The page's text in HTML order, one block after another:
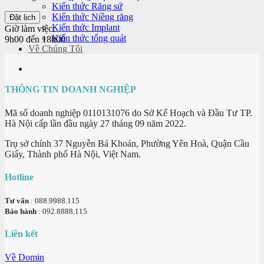
Kiến thức Răng sứ
Kiến thức Niềng răng
Kiến thức Implant
Kiến thức tổng quát
Về Chúng Tôi
Giờ làm việc:
9h00 đến 18h00
THÔNG TIN DOANH NGHIỆP
Mã số doanh nghiệp 0110131076 do Sở Kế Hoạch và Đầu Tư TP.
Hà Nội cấp lần đầu ngày 27 tháng 09 năm 2022.
Trụ sở chính 37 Nguyễn Bá Khoản, Phường Yên Hoà, Quận Cầu
Giấy, Thành phố Hà Nội, Việt Nam.
Hotline
Tư vấn : 088.9988.115
Bảo hành : 092.8888.115
Liên kết
Về Domin